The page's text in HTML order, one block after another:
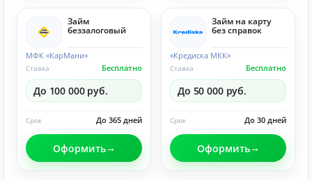
Займ
беззалоговый
МФК «КарМани»
Бесплатно
Ставка
До 100 000 руб.
До 365 дней
Срок
Оформить
Займ на карту
без справок
«Кредиска МКК»
Бесплатно
Ставка
До 50 000 руб.
До 30 дней
Срок
Оформить